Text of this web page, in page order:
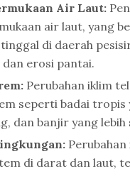
Air Laut:
air laut, yang
di daerah
erosi pantai.
Perubahan iklim
seperti badai tropis
dan banjir yang
Perubahan
di darat dan laut,